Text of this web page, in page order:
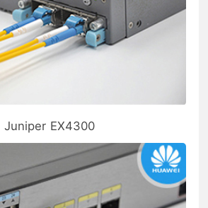
Juniper EX4300